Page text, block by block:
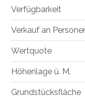
Verfügbarkeit
Verkauf an
Wertquote
Höhenlage ü. M.
Grundstücksfläche